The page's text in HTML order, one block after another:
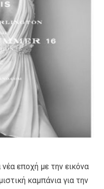
εποχή με την εικόνα
καμπάνια για την